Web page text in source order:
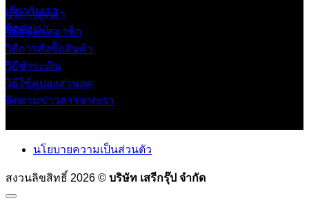
เกี่ยวกับเรา
ติดต่อเรา
บริการลูกค้า
วิธีสมัครสมาชิก
วิธีการสั่งซื้อสินค้า
วิธีชำระเงิน
วิธีใช้คูปองส่วนลด
ติดตามข่าวสารจากเรา
นโยบายความเป็นส่วนตัว
สงวนลิขสิทธิ์ 2026 © บริษัท เสรีกรุ๊ป จำกัด